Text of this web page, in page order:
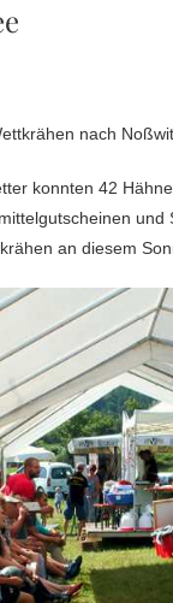
nach
konnten 42
an diesem